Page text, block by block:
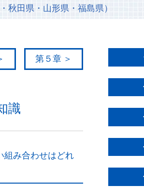
秋田県・山形県・福島県）
第５章
識
組み合わせはどれ